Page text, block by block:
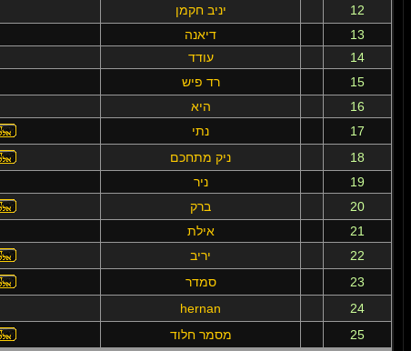
יניב חקמן
דיאנה
עודד
רד פיש
היא
נתי
ניק מתחכם
ניר
ברק
אילת
יריב
סמדר
hernan
מסמר חלוד